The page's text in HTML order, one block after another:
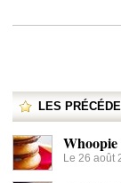
LES
Whoopie
Le 26 août